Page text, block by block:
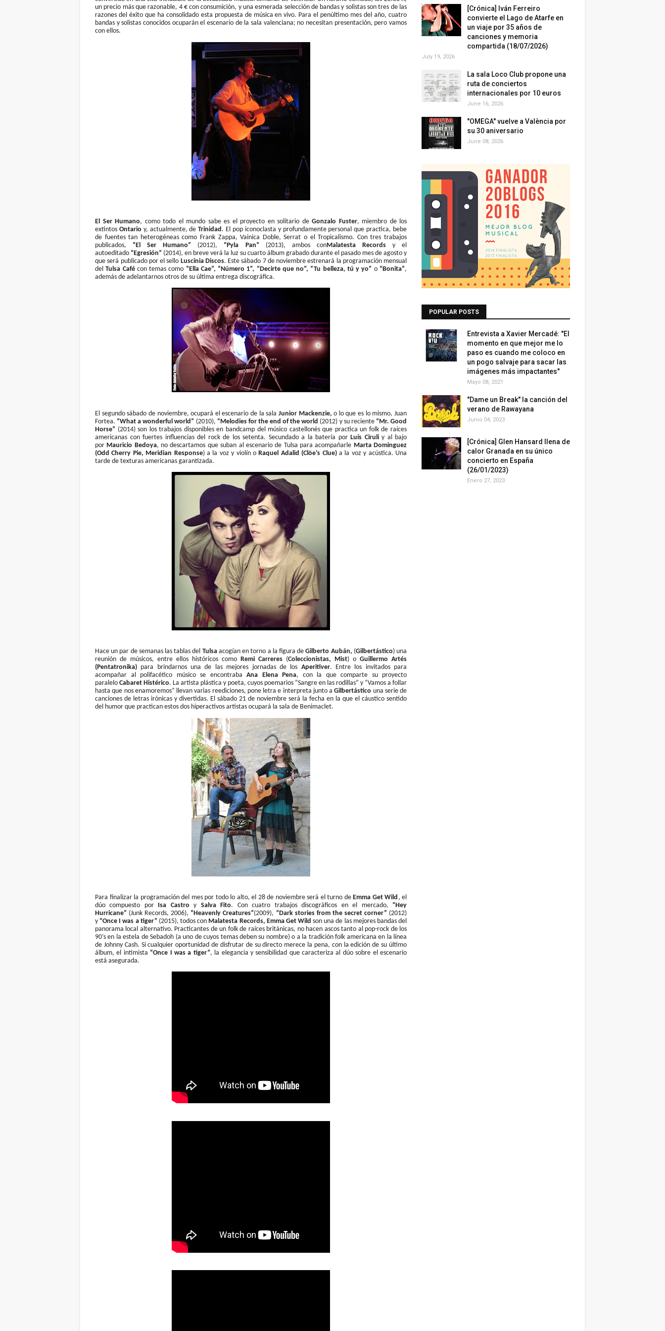
un precio más que razonable, 4 € con consumición, y una esmerada selección de bandas y solistas son tres de las
razones del éxito que ha consolidado esta propuesta de música en vivo. Para el penúltimo mes del año, cuatro
bandas y solistas conocidos ocuparán el escenario de la sala valenciana; no necesitan presentación, pero vamos
con ellos.
El Ser Humano, como todo el mundo sabe es el proyecto en solitario de Gonzalo Fuster, miembro de los
extintos Ontario y, actualmente, deTrinidad . El pop iconoclasta y profundamente personal que practica, bebe
de fuentes tan heterogéneas como Frank Zappa, Vainica Doble, Serrat o el Tropicalismo. Con tres trabajos
publicados, “El Ser Humano” (2012), “Pyla Pan” (2013), ambos conMalatesta Recordsy el
autoeditado “Egresión” (2014), en breve verá la luz su cuarto álbum grabado durante el pasado mes de agosto y
que será publicado por el sello Luscinia Discos. Este sábado 7 de noviembre estrenará la programación mensual
delTulsa Cafécon temas como “Ella Cae”, “Número 1”, “Decirte que no”, “Tu belleza, tú y yo” o“Bonita”,
además de adelantarnos otros de su última entrega discográfica.
El segundo sábado de noviembre, ocupará el escenario de la sala Junior Mackenzie,o lo que es lo mismo, Juan
Fortea. “What a wonderful world” (2010), “Melodies for the end of the world (2012) y su reciente “Mr. Good
Horse” (2014) son los trabajos disponibles en bandcamp del músico castellonés que practica un folk de raíces
americanas con fuertes influencias del rock de los setenta. Secundado a la batería por Luís Ciruliy al bajo
por Mauricio Bedoya, no descartamos que suban al escenario de Tulsa para acompañarle Marta Dominguez
(Odd Cherry Pie, Meridian Response) a la voz y violín oRaquel Adalid (Clöe’s Clue)a la voz y acústica. Una
tarde de texturas americanas garantizada.
Hace un par de semanas las tablas del Tulsaacogían en torno a la figura deGilberto Aubán, (Gilbertástico) una
reunión de músicos, entre ellos históricos como Remi Carreres (Coleccionistas, Mist) o Guillermo Artés
(Pentatronika) para brindarnos una de las mejores jornadas de los Aperitiver. Entre los invitados para
acompañar al polifacético músico se encontraba Ana Elena Pena, con la que comparte su proyecto
paralelo Cabaret Histérico. La artista plástica y poeta, cuyos poemarios “Sangre en las rodillas” y “Vamos a follar
hasta que nos enamoremos” llevan varias reediciones, pone letra e interpreta junto aGilbertástico una serie de
canciones de letras irónicas y divertidas. El sábado 21 de noviembre será la fecha en la que el cáustico sentido
del humor que practican estos dos hiperactivos artistas ocupará la sala de Benimaclet.
Para finalizar la programación del mes por todo lo alto, el 28 de noviembre será el turno de Emma Get Wild , el
dúo compuesto por
Isa Castroy Salva Fito. Con cuatro trabajos discográficos en el mercado, “Hey
Hurricane” (Junk Records, 2006), “Heavenly Creatures”(2009), “Dark stories from the secret corner” (2012)
y “Once I was a tiger” (2015), todos con Malatesta Records, Emma Get Wild son una de las mejores bandas del
panorama local alternativo. Practicantes de un folk de raíces británicas, no hacen ascos tanto al pop-rock de los
90’s en la estela de Sebadoh (a uno de cuyos temas deben su nombre) o a la tradición folk americana en la línea
de Johnny Cash. Si cualquier oportunidad de disfrutar de su directo merece la pena, con la edición de su último
álbum, el intimista “Once I was a tiger”, la elegancia y sensibilidad que caracteriza al dúo sobre el escenario
está asegurada.
[Crónica] Iván Ferreiro
convierte el Lago de Atarfe en
un viaje por 35 años de
canciones y memoria
compartida (18/07/2026)
July 19, 2026
La sala Loco Club propone una
ruta de conciertos
internacionales por 10 euros
June 16, 2026
"OMEGA" vuelve a València por
su 30 aniversario
June 08, 2026
POPULAR POSTS
Entrevista a Xavier Mercadé: "El
momento en que mejor me lo
paso es cuando me coloco en
un pogo salvaje para sacar las
imágenes más impactantes"
Mayo 08, 2021
"Dame un Break" la canción del
verano de Rawayana
Junio 04, 2023
[Crónica] Glen Hansard llena de
calor Granada en su único
concierto en España
(26/01/2023)
Enero 27, 2023